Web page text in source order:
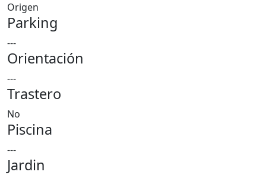
Origen
Parking
---
Orientación
---
Trastero
No
Piscina
---
Jardin